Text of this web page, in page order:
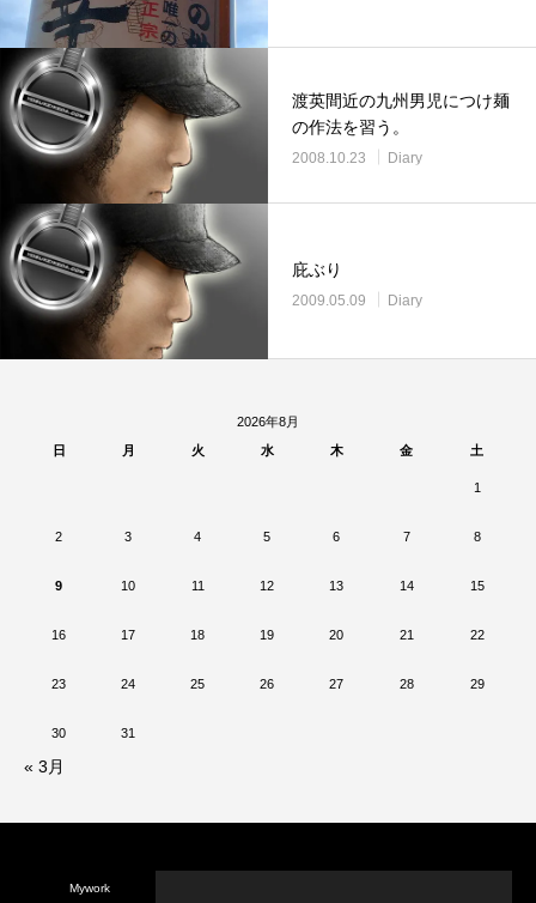
渡英間近の九州男児につけ麺
の作法を習う。
2008.10.23 Diary
庇ぶり
2009.05.09 Diary
2026年8月
日
月 火 水 木 金 土
1
2 3 4 5 6 7 8
9 10 11 12 13 14 15
16 17 18 19 20 21 22
23 24 25 26 27 28 29
30 31
« 3月
Mywork